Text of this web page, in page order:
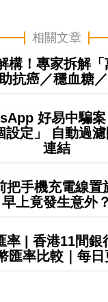
相關文章
構！專家拆解
抗癌／穩血糖
好易中騙
設定」 自動過
連結
把手機充電線置
早上竟發生意外？
率 | 香港11間銀
匯率比較｜每日